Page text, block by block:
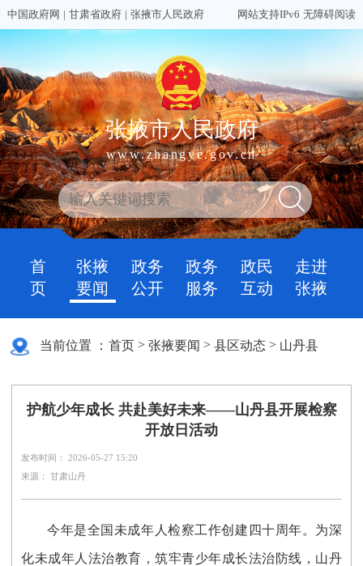
中国政府网 | 甘肃省政府 | 张掖市人民政府 网站支持IPv6 无障碍阅读
张掖市人民政府
www.zhangye.gov.cn
首
页
张掖
要闻
政务
公开
政务
服务
政民
互动
走进
张掖
当前位置 ： 首页 >张掖要闻 >县区动态 > 山丹县
护航少年成长 共赴美好未来——山丹县开展检察
开放日活动
发布时间： 2026-05-27 15:20
来源： 甘肃山丹
今年是全国未成年人检察工作创建四十周年。为深
化未成年人法治教育，筑牢青少年成长法治防线，山丹